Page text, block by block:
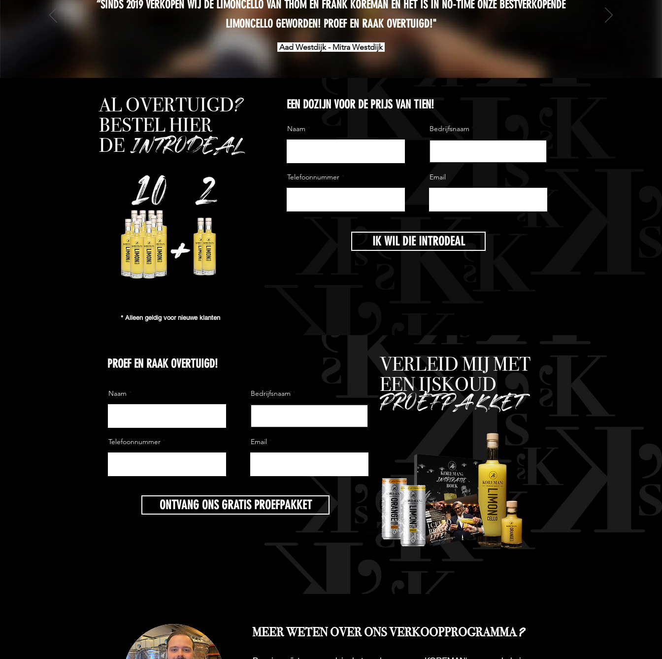
“SINDS 2019 VERKOPEN WIJ DE LIMONCELLO VAN THOM EN FRANK KOREMAN EN HET IS IN NO-TIME ONZE BESTVERKOPENDE
LIMONCELLO GEWORDEN! PROEF EN RAAK OVERTUIGD!"
Aad Westdijk - Mitra Westdijk
AL OVERTUIGD?
BESTEL HIER
DE INTRODEAL
EEN DOZIJN VOOR DE PRIJS VAN TIEN!
Naam
Telefoonnummer
Bedrijfsnaam
Email
IK WIL DIE INTRODEAL
* Alleen geldig voor nieuwe klanten
PROEF EN RAAK OVERTUIGD!
Naam
Telefoonnummer
Bedrijfsnaam
Email
ONTVANG ONS GRATIS PROEFPAKKET
VERLEID MIJ MET
EEN IJSKOUD
PROEFPAKKET
MEER WETEN OVER ONS VERKOOPPROGRAMMA?